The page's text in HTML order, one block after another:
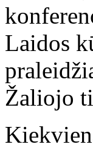
Laidos
Žaliojo